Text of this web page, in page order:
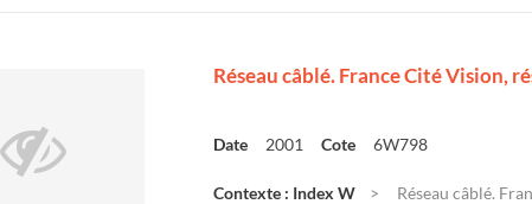
Réseau câblé. France Cité Vision,
Date 2001 Cote 6W798
Contexte : Index W Réseau câblé.